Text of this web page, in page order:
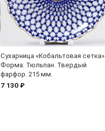
Сухарница «Кобальтовая сетка»
Форма: Тюльпан. Твердый
фарфор. 215 мм.
7 130 ₽